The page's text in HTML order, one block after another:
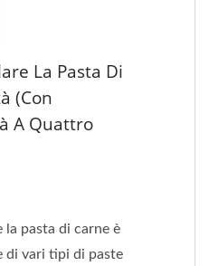
La Pasta Di
(con
A Quattro
la pasta di carne è
di vari tipi di paste